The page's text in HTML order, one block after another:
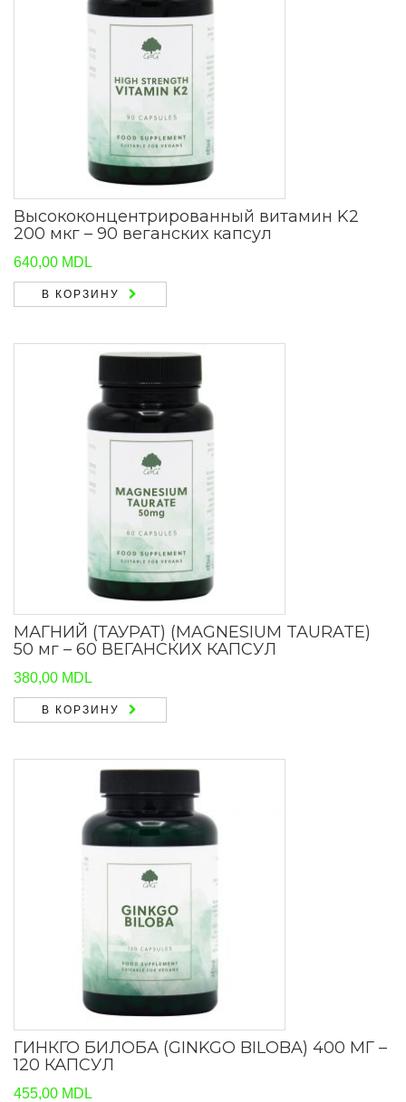
Высококонцентрированный витамин K2
200 мкг – 90 веганских капсул
640,00 MDL
В КОРЗИНУ
МАГНИЙ (ТАУРАТ) (MAGNESIUM TAURATE)
50 мг – 60 ВЕГАНСКИХ КАПСУЛ
380,00 MDL
В КОРЗИНУ
ГИНКГО БИЛОБА (GINKGO BILOBA) 400 МГ –
120 КАПСУЛ
455,00 MDL